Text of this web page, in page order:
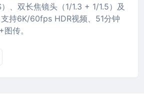
、双长焦镜头（1/1.3 + 1/1.5）及
持6K/60fps HDR视频、51分钟
传。